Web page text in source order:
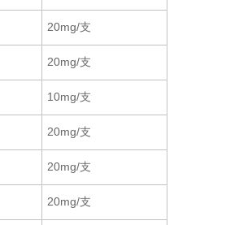
20mg/支
20mg/支
10mg/支
20mg/支
20mg/支
20mg/支